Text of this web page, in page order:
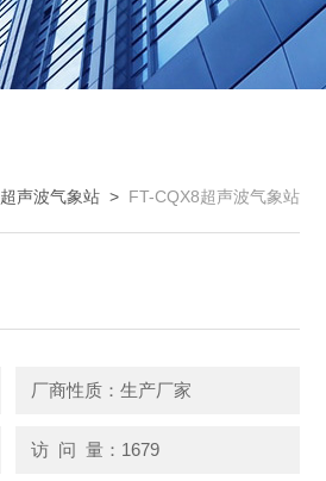
超声波气象站 > FT-CQX8超声波气象站
厂商性质：生产厂家
访 问 量：1679